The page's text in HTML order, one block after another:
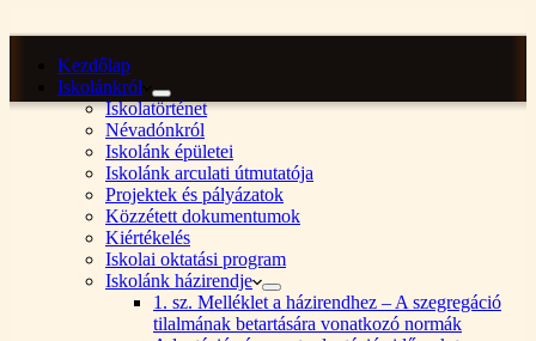
Kezdőlap
Iskolánkról
Iskolatörténet
Névadónkról
Iskolánk épületei
Iskolánk arculati útmutatója
Projektek és pályázatok
Közzétett dokumentumok
Kiértékelés
Iskolai oktatási program
Iskolánk házirendje
1. sz. Melléklet a házirendhez – A szegregáció
tilalmának betartására vonatkozó normák